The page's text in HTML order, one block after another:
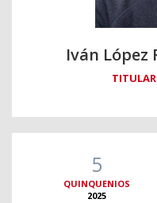
Iván López
5
QUINQUENIOS
2025